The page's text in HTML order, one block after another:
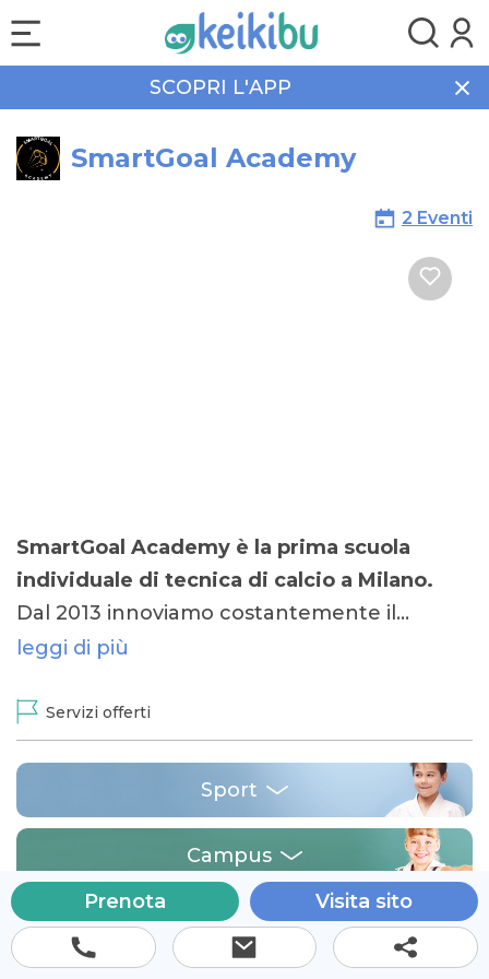
SCOPRI L'APP
SmartGoal Academy
SmartGoal Academy
2 Eventi
SmartGoal Academy è la prima scuola
individuale di tecnica di calcio a Milano.
Dal 2013 innoviamo costantemente il…
leggi di più
Servizi offerti
Sport
Campus
Via Alessandro Volta 45 Gaggiano 20083
(MI), Italia
Prenota Visita sito